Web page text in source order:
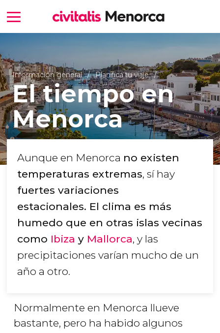
Información general Planifica tu viaje
El tiempo en
Menorca
Aunque en Menorca no existen
temperaturas extremas, sí hay
fuertes variaciones
estacionales. El clima es más
humedo que en otras islas vecinas
como Ibiza y Mallorca, y las
precipitaciones varían mucho de un
año a otro.
Normalmente en Menorca llueve
bastante, pero ha habido algunos